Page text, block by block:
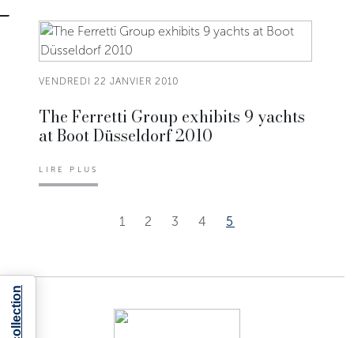
VENDREDI 22 JANVIER 2010
The Ferretti Group exhibits 9 yachts
at Boot Düsseldorf 2010
LIRE PLUS
1 2 3 4 5